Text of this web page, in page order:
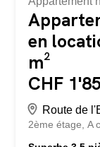
en
m²
CHF
Route de
2ème étage A